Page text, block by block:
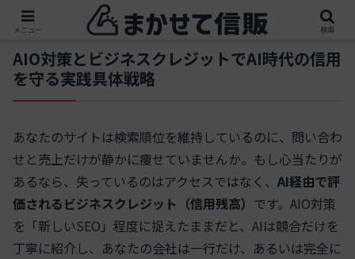
AIO対策とビジネスクレジットでAI時代の信用
を守る実践具体戦略
あなたのサイトは検索順位を維持しているのに、問い合わ
せと売上だけが静かに痩せていませんか。もし心当たりが
あるなら、失っているのはアクセスではなく、 AI経由で評
価されるビジネスクレジット（信用残高） です。AIO対策
を「新しいSEO」程度に捉えたままだと、AIは競合だけを
丁寧に紹介し、あなたの会社は一行だけ、あるいは完全に
メニュー 検索